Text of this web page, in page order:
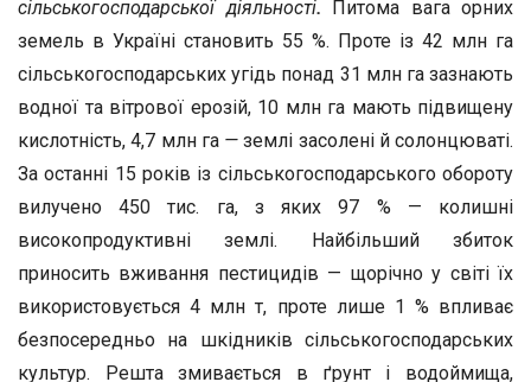
сільськогосподарської діяльності. Питома вага орних
земель в Україні становить 55 %. Проте із 42 млн га
сільськогосподарських угідь понад 31 млн га зазнають
водної та вітрової ерозій, 10 млн га мають підвищену
кислотність, 4,7 млн га —землі засолені й солонцюваті.
За останні 15 років із сільськогосподарського обороту
вилучено 450 тис. га, з яких 97 % — колишні
високопродуктивні землі. Найбільший збиток
приносить вживання пестицидів — щорічно у світі їх
використовується 4 млн т, проте лише 1 % впливає
безпосередньо на шкідників сільськогосподарських
культур. Решта змивається в ґрунт і водоймища,